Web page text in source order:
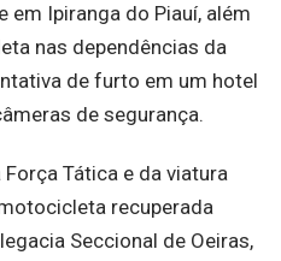
Ipiranga do Piauí, além
nas dependências da
de furto em um hotel
de segurança.
Tática e da viatura
recuperada
Seccional de Oeiras,